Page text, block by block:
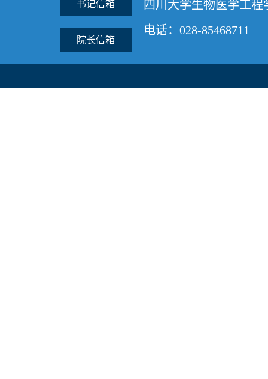
书记信箱
院长信箱
四川大学生物医学工程
电话：028-85468711